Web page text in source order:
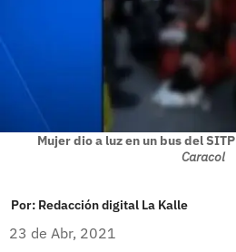
Mujer dio a luz en un bus del SITP
Caracol
Por: Redacción digital La Kalle
23 de Abr, 2021